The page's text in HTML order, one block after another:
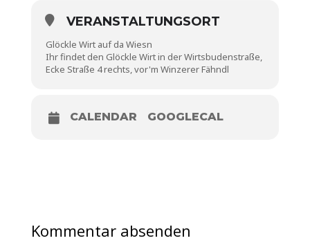
VERANSTALTUNGSORT
Glöckle Wirt auf da Wiesn
Ihr findet den Glöckle Wirt in der Wirtsbudenstraße,
Ecke Straße 4 rechts, vor'm Winzerer Fähndl
CALENDAR GOOGLECAL
Kommentar absenden